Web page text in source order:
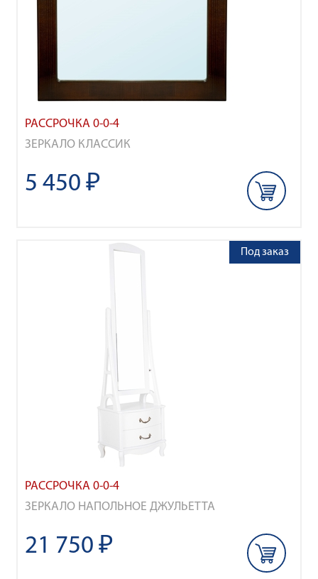
РАССРОЧКА 0-0-4
ЗЕРКАЛО КЛАССИК
5 450 ₽
РАССРОЧКА 0-0-4
ЗЕРКАЛО НАПОЛЬНОЕ ДЖУЛЬЕТТА
Под заказ
21 750 ₽